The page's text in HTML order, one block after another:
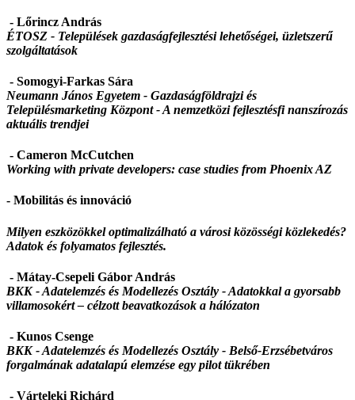
- Lőrincz András
ÉTOSZ - Települések gazdaságfejlesztési lehetőségei, üzletszerű
szolgáltatások
- Somogyi-Farkas Sára
Neumann János Egyetem - Gazdaságföldrajzi és
Településmarketing Központ - A nemzetközi fejlesztésfi nanszírozás
aktuális trendjei
- Cameron McCutchen
Working with private developers: case studies from Phoenix AZ
- Mobilitás és innováció
Milyen eszközökkel optimalizálható a városi közösségi közlekedés?
Adatok és folyamatos fejlesztés.
- Mátay-Csepeli Gábor András
BKK - Adatelemzés és Modellezés Osztály -Adatokkal a gyorsabb
villamosokért – célzott beavatkozások a hálózaton
- Kunos Csenge
BKK - Adatelemzés és Modellezés Osztály - Belső-Erzsébetváros
forgalmának adatalapú elemzése egy pilot tükrében
- Várteleki Richárd